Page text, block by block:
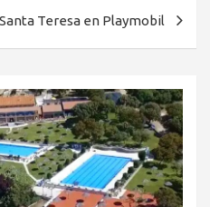
Teresa en Playmobil